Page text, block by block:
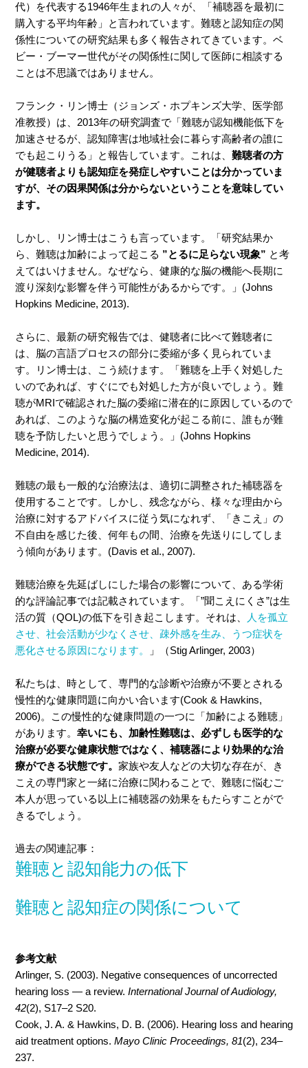
代）を代表する1946年生まれの人々が、「補聴器を最初に
購入する平均年齢」と言われています。難聴と認知症の関
係性についての研究結果も多く報告されてきています。ベ
ビー・ブーマー世代がその関係性に関して医師に相談する
ことは不思議ではありません。
フランク・リン博士（ジョンズ・ホプキンズ大学、医学部
准教授）は、2013年の研究調査で「難聴が認知機能低下を
加速させるが、認知障害は地域社会に暮らす高齢者の誰に
でも起こりうる」と報告しています。これは、 難聴者の方
が健聴者よりも認知症を発症しやすいことは分かっていま
すが、その因果関係は分からないということを意味してい
ます。
しかし、リン博士はこうも言っています。「研究結果か
ら、難聴は加齢によって起こる ”とるに足らない現象” と考
えてはいけません。なぜなら、健康的な脳の機能へ長期に
渡り深刻な影響を伴う可能性があるからです。」(Johns
Hopkins Medicine, 2013).
さらに、最新の研究報告では、健聴者に比べて難聴者に
は、脳の言語プロセスの部分に委縮が多く見られていま
す。リン博士は、こう続けます。「難聴を上手く対処した
いのであれば、すぐにでも対処した方が良いでしょう。難
聴がMRIで確認された脳の委縮に潜在的に原因しているので
あれば、このような脳の構造変化が起こる前に、誰もが難
聴を予防したいと思うでしょう。」(Johns Hopkins
Medicine, 2014).
難聴の最も一般的な治療法は、適切に調整された補聴器を
使用することです。しかし、残念ながら、様々な理由から
治療に対するアドバイスに従う気になれず、「きこえ」の
不自由を感じた後、何年もの間、治療を先送りにしてしま
う傾向があります。(Davis et al., 2007).
難聴治療を先延ばしにした場合の影響について、ある学術
的な評論記事では記載されています。「”聞こえにくさ”は生
活の質（QOL)の低下を引き起こします。それは、
人を孤立
させ、社会活動が少なくさせ、疎外感を生み、うつ症状を
悪化させる原因になります。
」（Stig Arlinger, 2003）
私たちは、時として、専門的な診断や治療が不要とされる
慢性的な健康問題に向かい合います(Cook & Hawkins,
2006)。この慢性的な健康問題の一つに「加齢による難聴」
があります。 幸いにも、加齢性難聴は、必ずしも医学的な
治療が必要な健康状態ではなく、補聴器により効果的な治
療ができる状態です。 家族や友人などの大切な存在が、き
こえの専門家と一緒に治療に関わることで、難聴に悩むご
本人が思っている以上に補聴器の効果をもたらすことがで
きるでしょう。
過去の関連記事：
難聴と認知能力の低下
難聴と認知症の関係について
参考文献
Arlinger, S. (2003). Negative consequences of uncorrected
hearing loss — a review. International Journal of Audiology,
42(2), S17–2 S20.
Cook, J. A. & Hawkins, D. B. (2006). Hearing loss and hearing
aid treatment options. Mayo Clinic Proceedings, 81(2), 234–
237.